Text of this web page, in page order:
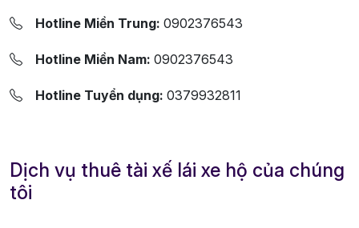
Hotline Miền Trung: 0902376543
Hotline Miền Nam: 0902376543
Hotline Tuyển dụng: 0379932811
Dịch vụ thuê tài xế lái xe hộ của chúng
tôi